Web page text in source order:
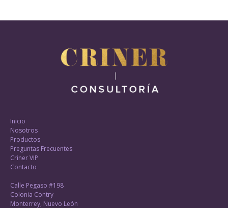
Inicio
Nosotros
Productos
Preguntas Frecuentes
Criner VIP
Contacto
Calle Pegaso #198
Colonia Contry
Monterrey, Nuevo León